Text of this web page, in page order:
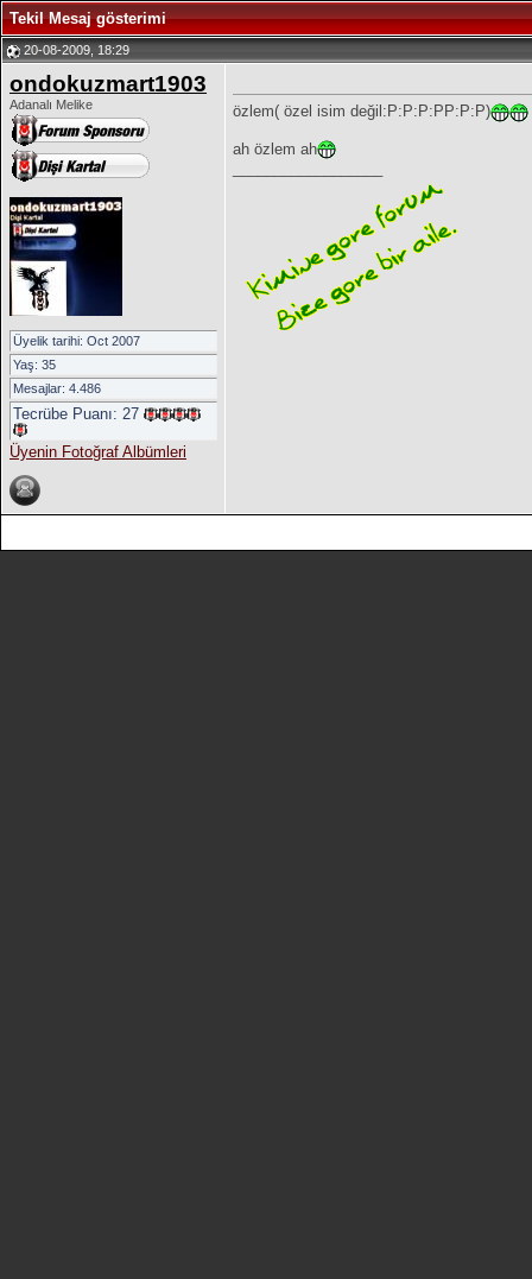
Tekil Mesaj gösterimi
20-08-2009, 18:29
ondokuzmart1903
Adanalı Melike
Üyelik tarihi: Oct 2007
Yaş: 35
Mesajlar: 4.486
Tecrübe Puanı: 27
Üyenin Fotoğraf Albümleri
özlem( özel isim değil:P:P:P:PP:P:P)
ah özlem ah